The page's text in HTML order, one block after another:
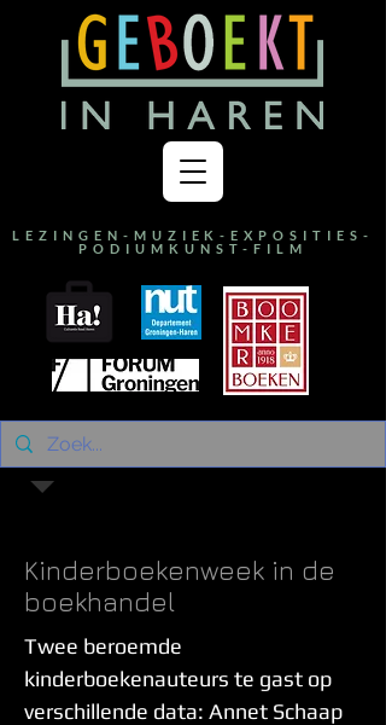
LEZINGEN-MUZIEK-EXPOSITIES-
PODIUMKUNST-FILM
Kinderboekenweek in de
boekhandel
Twee beroemde
kinderboekenauteurs te gast op
verschillende data: Annet Schaap